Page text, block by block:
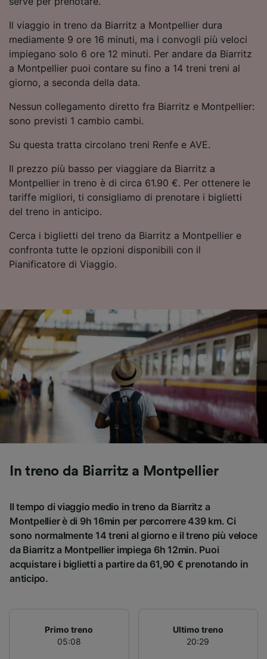
Il viaggio in treno da Biarritz a Montpellier dura
mediamente 9 ore 16 minuti, ma i convogli più veloci
impiegano solo 6 ore 12 minuti. Per andare da Biarritz
a Montpellier puoi contare su fino a 14 treni treni al
giorno, a seconda della data.
Nessun collegamento diretto fra Biarritz e Montpellier:
sono previsti 1 cambio cambi.
Su questa tratta circolano treni Renfe e AVE.
Il prezzo più basso per viaggiare da Biarritz a
Montpellier in treno è di circa 61.90 €. Per ottenere le
tariffe migliori, ti consigliamo di prenotare i biglietti
del treno in anticipo.
Cerca i biglietti del treno da Biarritz a Montpellier e
confronta tutte le opzioni disponibili con il
Pianificatore di Viaggio.
In treno da Biarritz a Montpellier
Il tempo di viaggio medio in treno da Biarritz a
Montpellier è di 9h 16min per percorrere 439 km. Ci
sono normalmente 14 treni al giorno e il treno più veloce
da Biarritz a Montpellier impiega 6h 12min. Puoi
acquistare i biglietti a partire da 61,90 € prenotando in
anticipo.
Primo treno
05:08
Ultimo treno
20:29
Utilizzare dati di geolocalizzazione precisi.
Scansione attiva delle caratteristiche del
dispositivo ai fini dell’identificazione.
Archiviare informazioni su dispositivo e/o
accedervi. Pubblicità e contenuti
personalizzati, misurazione delle prestazioni
dei contenuti e degli annunci, ricerche sul
Elenco dei partner (fornitori)